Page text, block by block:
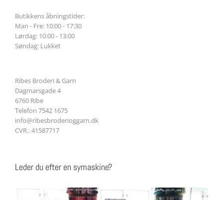
Butikkens åbningstider:
Man - Fre: 10:00 - 17:30
Lørdag: 10:00 - 13:00
Søndag: Lukket
Ribes Broderi & Garn
Dagmarsgade 4
6760 Ribe
Telefon 7542 1675
info@ribesbroderioggarn.dk
CVR.: 41587717
Leder du efter en symaskine?